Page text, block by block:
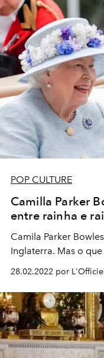
POP CULTURE
Camilla Parker
entre rainha e
Camila Parker
Inglaterra. Mas o
28.02.2022 por